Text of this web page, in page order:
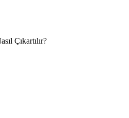
Çıkartılır?